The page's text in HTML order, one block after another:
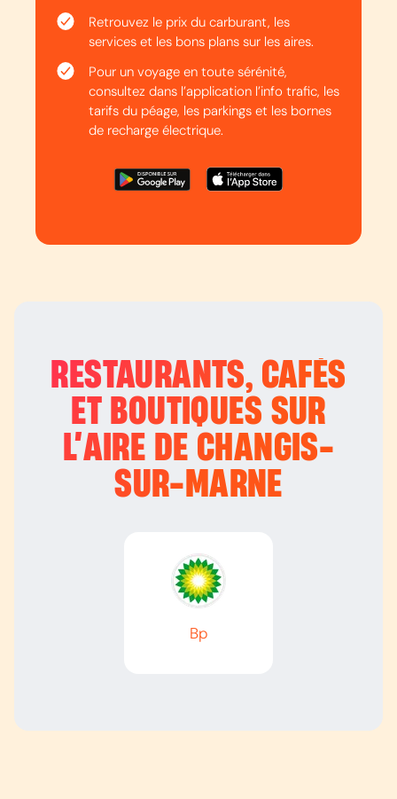
Retrouvez le prix du carburant, les
services et les bons plans sur les aires.
Pour un voyage en toute sérénité,
consultez dans l’application l’info trafic, les
tarifs du péage, les parkings et les bornes
de recharge électrique.
RESTAURANTS, CAFÉS
ET BOUTIQUES SUR
L’AIRE DE CHANGIS-
SUR-MARNE
Bp